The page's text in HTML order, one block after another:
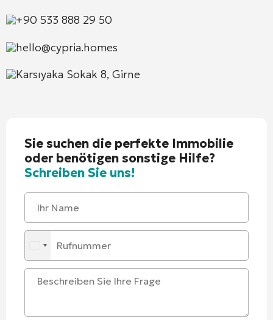
+90 533 888 29 50
hello@cypria.homes
Karsıyaka Sokak 8, Girne
Sie suchen die perfekte Immobilie
oder benötigen sonstige Hilfe?
Schreiben Sie uns!